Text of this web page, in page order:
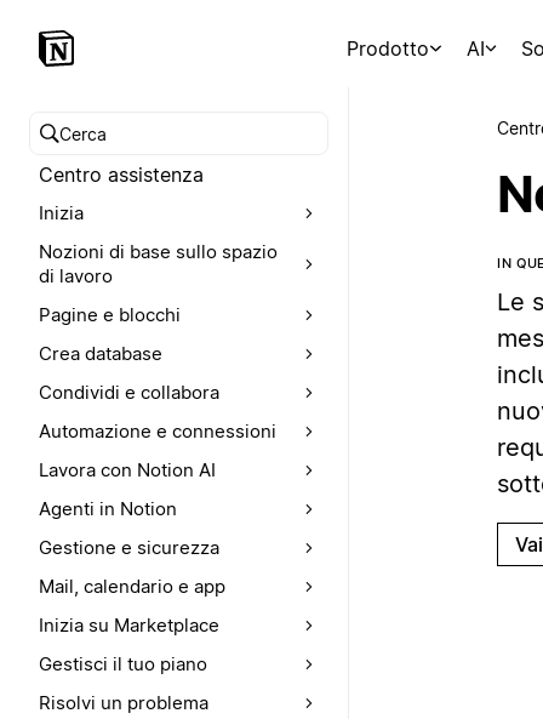
Prodotto AI
Cerca nel Centro assistenza
Centro assistenza
Inizia
Nozioni di base sullo spazio
di lavoro
Pagine e blocchi
Crea database
Condividi e collabora
Automazione e connessioni
Lavora con Notion AI
Agenti in Notion
Gestione e sicurezza
Mail, calendario e app
Inizia su Marketplace
Gestisci il tuo piano
Risolvi un problema
IN
Le